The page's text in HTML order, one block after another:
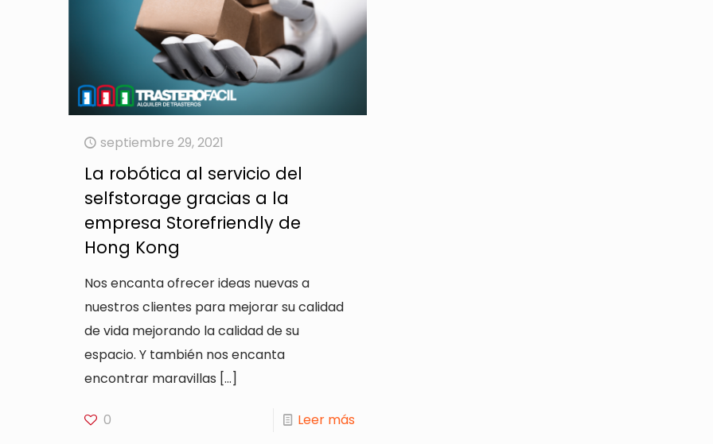
septiembre 29, 2021
La robótica al servicio del
selfstorage gracias a la
empresa Storefriendly de
Hong Kong
Nos encanta ofrecer ideas nuevas a
nuestros clientes para mejorar su calidad
de vida mejorando la calidad de su
espacio. Y también nos encanta
encontrar maravillas […]
0 Leer más